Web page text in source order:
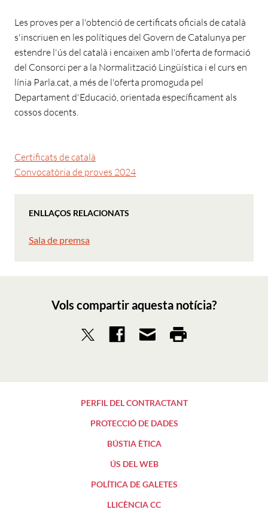
Les proves per a l'obtenció de certificats oficials de català
s'inscriuen en les polítiques del Govern de Catalunya per
estendre l'ús del català i encaixen amb l'oferta de formació
del Consorci per a la Normalització Lingüística i el curs en
línia Parla.cat, a més de l'oferta promoguda pel
Departament d'Educació, orientada específicament als
cossos docents.
Certificats de català
Convocatòria de proves 2024
ENLLAÇOS RELACIONATS
Sala de premsa
Vols compartir aquesta notícia?
PERFIL DEL CONTRACTANT
PROTECCIÓ DE DADES
BÚSTIA ÈTICA
ÚS DEL WEB
POLÍTICA DE GALETES
LLICÈNCIA CC